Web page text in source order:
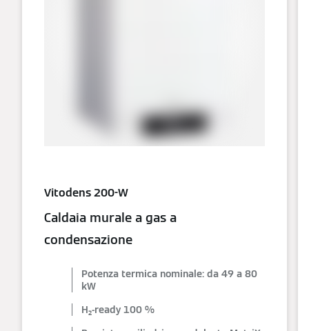
Vitodens 200-W
Caldaia murale a gas a
condensazione
Potenza termica nominale: da 49 a 80
kW
H₂-ready 100 %